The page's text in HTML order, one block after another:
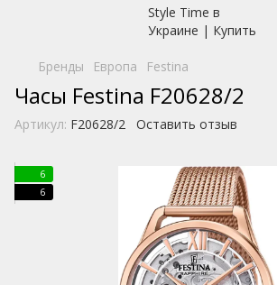
Бренды Европа Festina
Часы Festina F20628/2
Артикул: F20628/2 Оставить отзыв
6
6